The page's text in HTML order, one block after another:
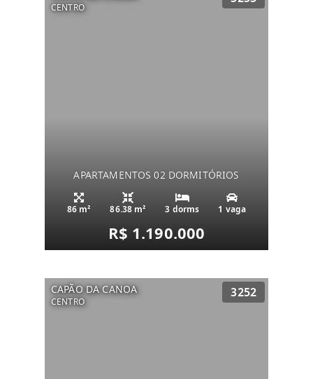
CENTRO
APARTAMENTOS 02 DORMITÓRIOS
86 m² 86.38 m² 3 dorms 1 vaga
R$ 1.190.000
CAPÃO DA CANOA
CENTRO
3252